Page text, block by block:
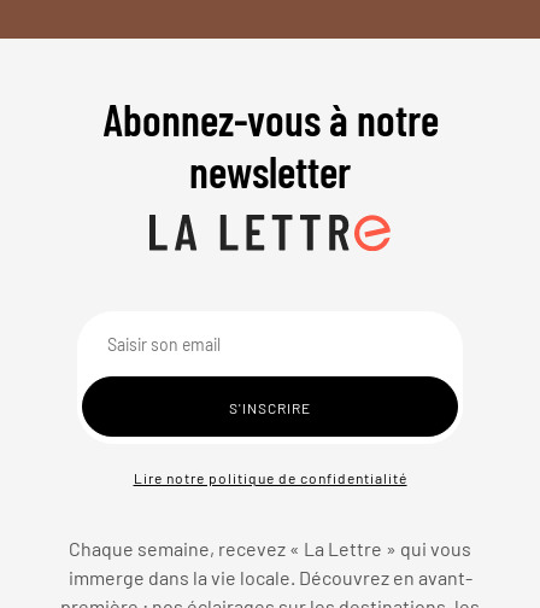
Abonnez-vous à notre
newsletter
Lire notre politique de confidentialité
Chaque semaine, recevez « La Lettre » qui vous
immerge dans la vie locale. Découvrez en avant-